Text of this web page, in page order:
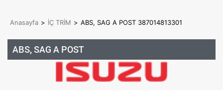
Anasayfa > İÇ TRİM > ABS, SAG A POST 387014813301
ABS, SAG A POST